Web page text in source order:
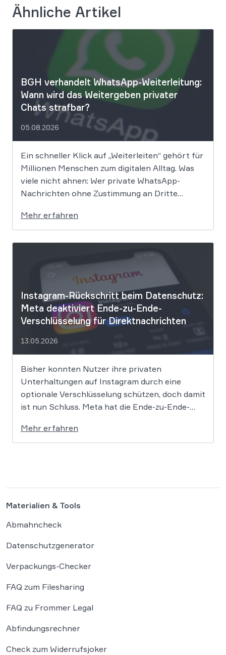
Ähnliche Artikel
BGH verhandelt WhatsApp-Weiterleitung:
Wann wird das Weitergeben privater
Chats strafbar?
05.08.2026
Ein schneller Klick auf „Weiterleiten“ gehört für
Millionen Menschen zum digitalen Alltag. Was
viele nicht ahnen: Wer private WhatsApp-
Nachrichten ohne Zustimmung an Dritte
dünnem Eis. Der Bundesgerichtshof befasst
sich derzeit mit der Frage, ob eine solche
Weitergabe gegen die europäische
Datenschutz-Grundverordnung verstößt und
Mehr erfahren
Instagram-Rückschritt beim Datenschutz:
Meta deaktiviert Ende-zu-Ende-
Verschlüsselung für Direktnachrichten
13.05.2026
Bisher konnten Nutzer ihre privaten
Unterhaltungen auf Instagram durch eine
optionale Verschlüsselung schützen, doch damit
ist nun Schluss. Meta hat die Ende-zu-Ende-
eingestellt und schränkt damit den
Privatsphärenschutz auf der Plattform massiv
Mehr erfahren
Materialien & Tools
Abmahncheck
Datenschutzgenerator
Verpackungs-Checker
FAQ zum Filesharing
FAQ zu Frommer Legal
Abfindungsrechner
Check zum Widerrufsjoker